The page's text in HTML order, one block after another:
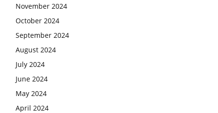
November 2024
October 2024
September 2024
August 2024
July 2024
June 2024
May 2024
April 2024